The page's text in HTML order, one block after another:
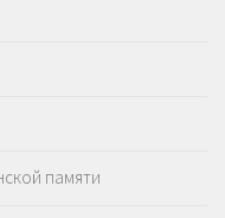
памяти